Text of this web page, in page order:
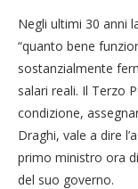
Negli ultimi 30 anni
“quanto bene
sostanzialmente
salari reali. Il Terzo
condizione,
Draghi, vale a dire
primo ministro ora
del suo governo.